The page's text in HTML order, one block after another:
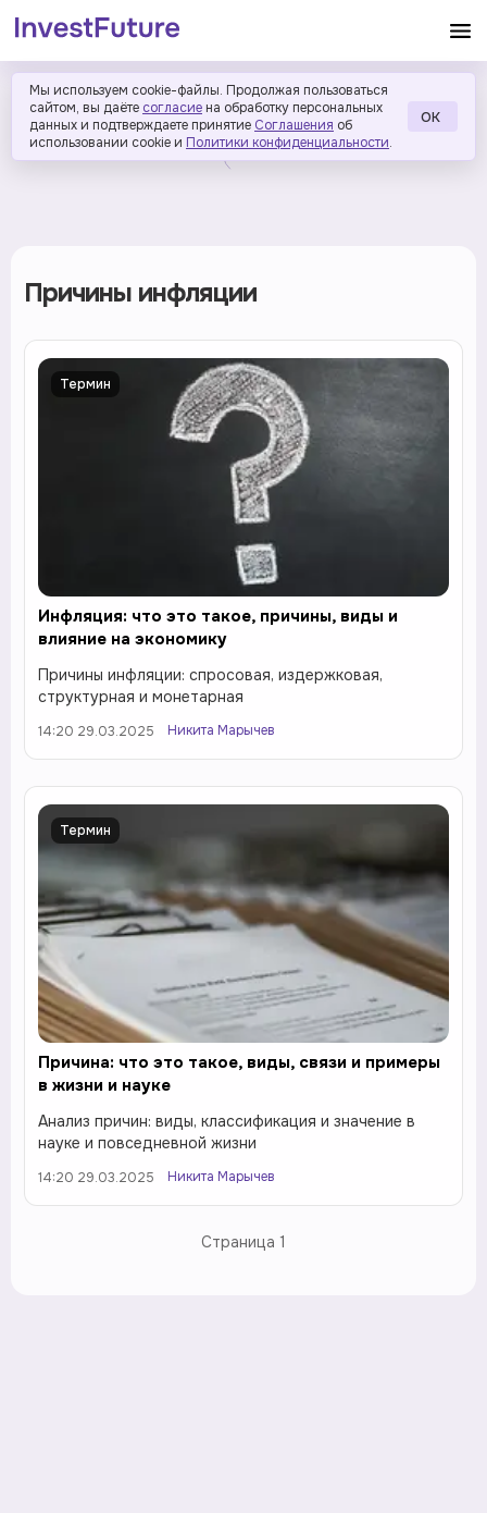
Мы используем cookie-файлы. Продолжая пользоваться
сайтом, вы даёте согласие на обработку персональных
данных и подтверждаете принятие Соглашения об
использовании cookie и Политики конфиденциальности.
ОК
Причины инфляции
Термин
Инфляция: что это такое, причины, виды и
влияние на экономику
Причины инфляции: спросовая, издержковая,
структурная и монетарная
14:20 29.03.2025 Никита Марычев
Термин
Причина: что это такое, виды, связи и примеры
в жизни и науке
Анализ причин: виды, классификация и значение в
науке и повседневной жизни
14:20 29.03.2025 Никита Марычев
Страница 1